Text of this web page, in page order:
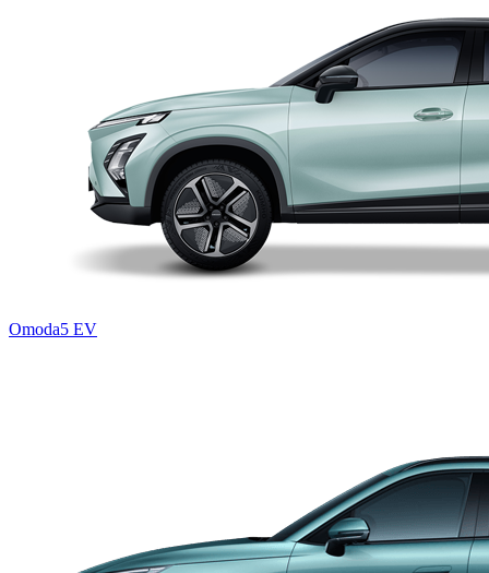
Omoda5 EV